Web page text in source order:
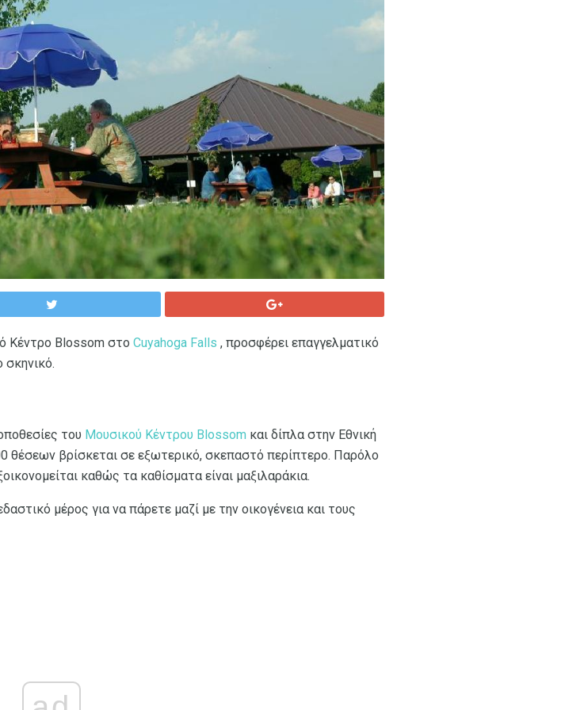
Κέντρο Blossom στο Cuyahoga Falls , προσφέρει επαγγελματικό
του Μουσικού Κέντρου Blossom και δίπλα στην Εθνική
θέσεων βρίσκεται σε εξωτερικό, σκεπαστό περίπτερο. Παρόλο
καθώς τα καθίσματα είναι μαξιλαράκια.
μέρος για να πάρετε μαζί με την οικογένεια και τους